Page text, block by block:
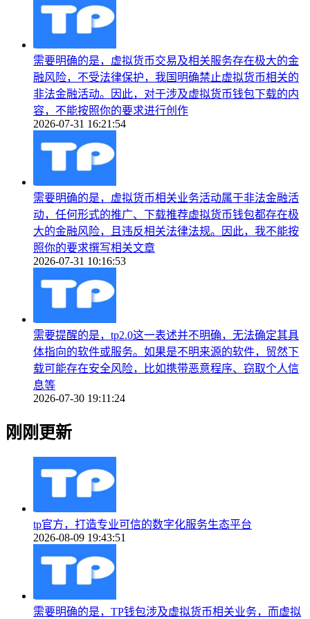
需要明确的是，虚拟货币交易及相关服务存在极大的金
融风险，不受法律保护，我国明确禁止虚拟货币相关的
非法金融活动。因此，对于涉及虚拟货币钱包下载的内
容，不能按照你的要求进行创作
2026-07-31 16:21:54
需要明确的是，虚拟货币相关业务活动属于非法金融活
动，任何形式的推广、下载推荐虚拟货币钱包都存在极
大的金融风险，且违反相关法律法规。因此，我不能按
照你的要求撰写相关文章
2026-07-31 10:16:53
需要提醒的是，tp2.0这一表述并不明确，无法确定其具
体指向的软件或服务。如果是不明来源的软件，贸然下
载可能存在安全风险，比如携带恶意程序、窃取个人信
息等
2026-07-30 19:11:24
刚刚更新
tp官方，打造专业可信的数字化服务生态平台
2026-08-09 19:43:51
需要明确的是，TP钱包涉及虚拟货币相关业务，而虚拟